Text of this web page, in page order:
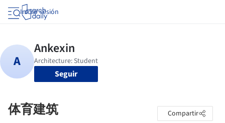
Iniciar sesión
Seguir
体育建筑 Compartir